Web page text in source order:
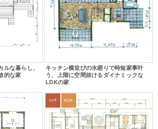
ルな暮らし、
的な家
キッチン横並びの水廻りで時短家事叶
う、上階に空間抜けるダイナミックな
LDKの家
61坪 4LDK